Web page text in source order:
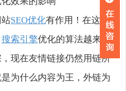
SEO优化有作用！在这个
搜索引擎优化的算法越来越
现在友情链接仍然用链所
为什么内容为王，外链为